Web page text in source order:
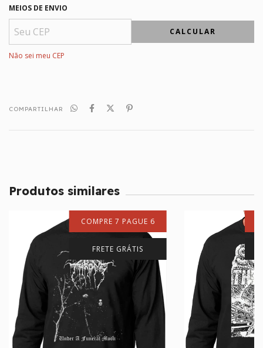
MEIOS DE ENVIO
CALCULAR
Não sei meu CEP
COMPARTILHAR
Produtos similares
COMPRE 7 PAGUE 6
FRETE GRÁTIS